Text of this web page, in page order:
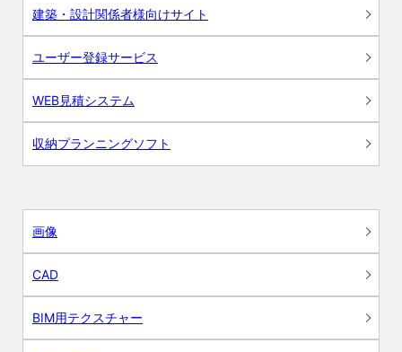
建築・設計関係者様向けサイト
ユーザー登録サービス
WEB見積システム
収納プランニングソフト
画像
CAD
BIM用テクスチャー